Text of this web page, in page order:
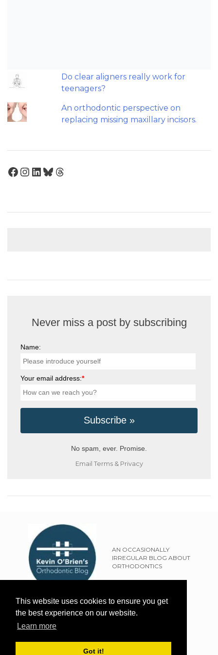
This website uses cookies to ensure you get
the best experience on our website.
Learn more
Got it!
Do clear aligners really work for
teenagers?
An orthodontic perspective on
replacing missing maxillary incisors.
Facebook
Instagram
LinkedIn
Bluesky
Threads
Never miss a post by subscribing
Name:
Your email address:*
No spam, ever. Promise.
Email Terms& Privacy
AN OCCASIONALLY
IRREGULAR BLOG ABOUT
ORTHODONTICS
SITEMAP
TERMS OF USE
DISCLAIMER